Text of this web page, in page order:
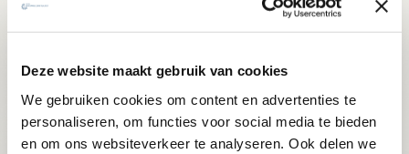
Deze website maakt gebruik van cookies
We gebruiken cookies om content en advertenties te
personaliseren, om functies voor social media te bieden
en om ons websiteverkeer te analyseren. Ook delen we